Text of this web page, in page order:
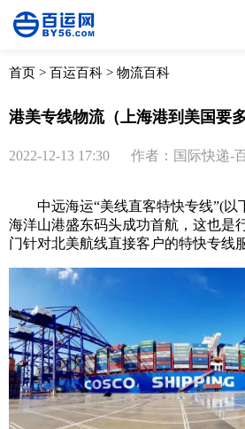
全部 物流资讯
取消
首页 > 百运百科 > 物流百科
港美专线物流（上海港到美国要多
2022-12-13 17:30 作者：国际快递-
中远海运“美线直客特快专线”(以
海洋山港盛东码头成功首航，这也是
门针对北美航线直接客户的特快专线